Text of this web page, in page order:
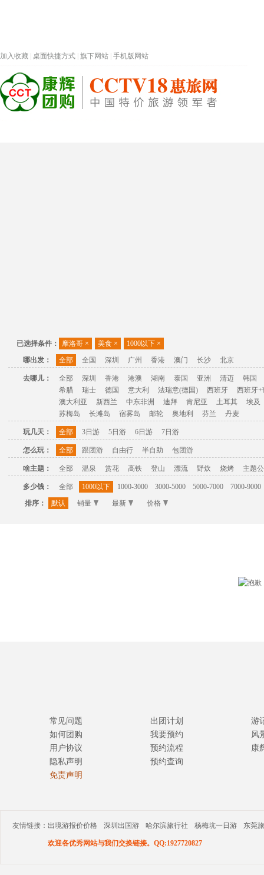
加入收藏 桌面快捷方式 旗下网站 手机版网站
已选择条件： 摩洛哥 × 美食 × 1000以下 ×
哪出发：
全部 全国 深圳 广州 香港 澳门 长沙 北京
去哪儿： 全部 深圳 香港 港澳 湖南 泰国 亚洲 清迈
韩国
希腊
瑞士 德国 意大利 法瑞意(德国) 西班牙
西班牙+
澳大利亚
新西兰 中东非洲 迪拜 肯尼亚 土耳其
埃及
苏梅岛
长滩岛 宿雾岛 邮轮 奥地利 芬兰 丹麦
玩几天： 全部 3日游 5日游 6日游 7日游
怎么玩： 全部 跟团游 自由行 半自助 包团游
啥主题： 全部 温泉 赏花 高铁 登山 漂流 野炊 烧烤 主题
多少钱： 全部 1000以下 1000-3000 3000-5000 5000-7000
7000-9000
排序：
默认 销量 最新 价格
常见问题
如何团购
用户协议
隐私声明
免责声明
出团计划
我要预约
预约流程
预约查询
游
风
康
友情链接： 出境游报价价格 深圳出国游 哈尔滨旅行社 杨梅坑一日游 东莞
欢迎各优秀网站与我们交换链接。QQ:1927720827